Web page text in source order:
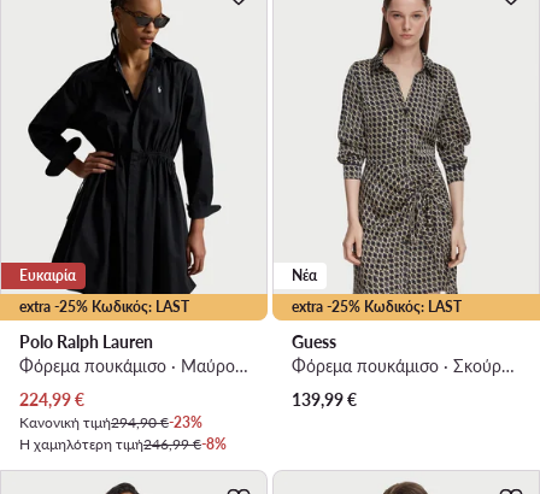
extra -25% Κωδικός: LAST
Ευκαιρία
Polo Ralph Lauren
Φόρεμα πουκάμισο · Μαύρο · Mini
Τρέχουσα τιμή
224,99€
Κανονική τιμή294,90 €-23%
Η χαμηλότερη τιμή246,99 €-8%
extra -25% Κωδικός: LAST
Νέα
Guess
Φόρεμα πουκάμισο · Σκούρο μπλε · Mini
139,99€